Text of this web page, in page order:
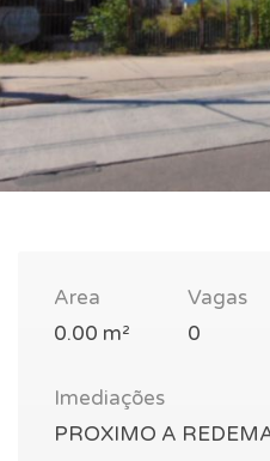
Area
0.00 m²
Vagas
0
Imediações
PROXIMO A